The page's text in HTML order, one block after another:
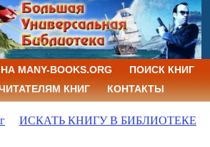
MANY-BOOKS.ORG
ПОИСК КНИГ
КНИГ
КОНТАКТЫ
ИСКАТЬ КНИГУ В БИБЛИОТЕКЕ